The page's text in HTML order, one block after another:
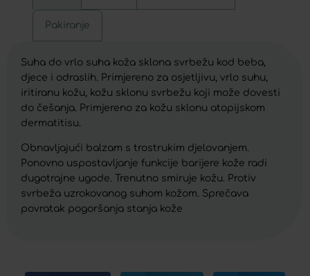
Pakiranje
Suha do vrlo suha koža sklona svrbežu kod beba,
djece i odraslih. Primjereno za osjetljivu, vrlo suhu,
iritiranu kožu, kožu sklonu svrbežu koji može dovesti
do češanja. Primjereno za kožu sklonu atopijskom
dermatitisu.
Obnavljajući balzam s trostrukim djelovanjem.
Ponovno uspostavljanje funkcije barijere kože radi
dugotrajne ugode. Trenutno smiruje kožu. Protiv
svrbeža uzrokovanog suhom kožom. Sprečava
povratak pogoršanja stanja kože